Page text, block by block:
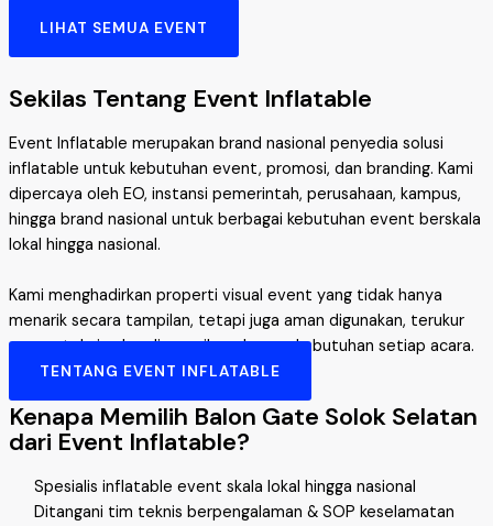
LIHAT SEMUA EVENT
Sekilas Tentang Event Inflatable
Event Inflatable merupakan brand nasional penyedia solusi
inflatable untuk kebutuhan event, promosi, dan branding. Kami
dipercaya oleh EO, instansi pemerintah, perusahaan, kampus,
hingga brand nasional untuk berbagai kebutuhan event berskala
lokal hingga nasional.
Kami menghadirkan properti visual event yang tidak hanya
menarik secara tampilan, tetapi juga aman digunakan, terukur
secara teknis, dan disesuaikan dengan kebutuhan setiap acara.
TENTANG EVENT INFLATABLE
Kenapa Memilih Balon Gate Solok Selatan
dari Event Inflatable?
Spesialis inflatable event skala lokal hingga nasional
Ditangani tim teknis berpengalaman & SOP keselamatan